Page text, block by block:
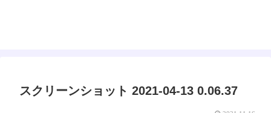
スクリーンショット 2021-04-13 0.06.37